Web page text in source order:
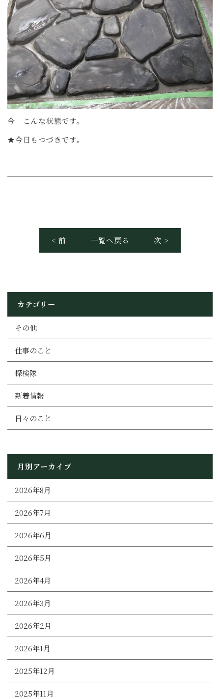
今 こんな状態です。
★今日もつづきです。
< 前 一覧へ戻る 次 >
カテゴリー
その他
仕事のこと
探検隊
新着情報
日々のこと
月別アーカイブ
2026年8月
2026年7月
2026年6月
2026年5月
2026年4月
2026年3月
2026年2月
2026年1月
2025年12月
2025年11月